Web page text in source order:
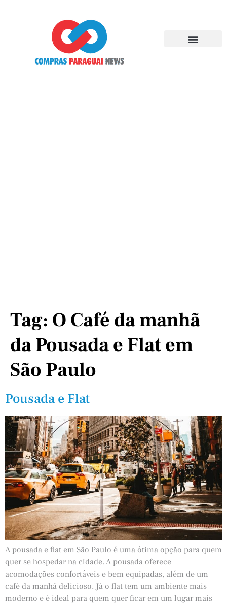
Tag: O Café da manhã
da Pousada e Flat em
São Paulo
Pousada e Flat
A pousada e flat em São Paulo é uma ótima opção para quem
quer se hospedar na cidade. A pousada oferece
acomodações confortáveis e bem equipadas, além de um
café da manhã delicioso. Já o flat tem um ambiente mais
moderno e é ideal para quem quer ficar em um lugar mais